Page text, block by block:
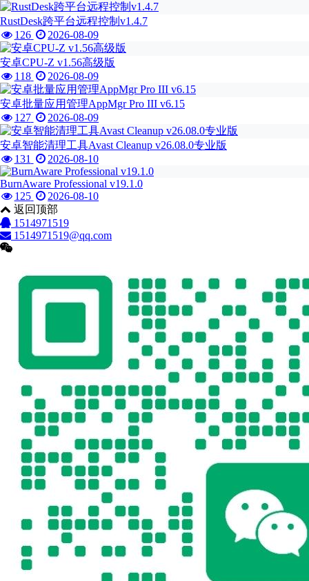
RustDesk跨平台远程控制v1.4.7
126
2026-08-09
安卓CPU-Z v1.56高级版
118
2026-08-09
安卓批量应用管理AppMgr Pro III v6.15
127
2026-08-09
安卓智能清理工具Avast Cleanup v26.08.0专业版
131
2026-08-10
BurnAware Professional v19.1.0
125
2026-08-10
返回顶部
1514971519
1514971519@qq.com